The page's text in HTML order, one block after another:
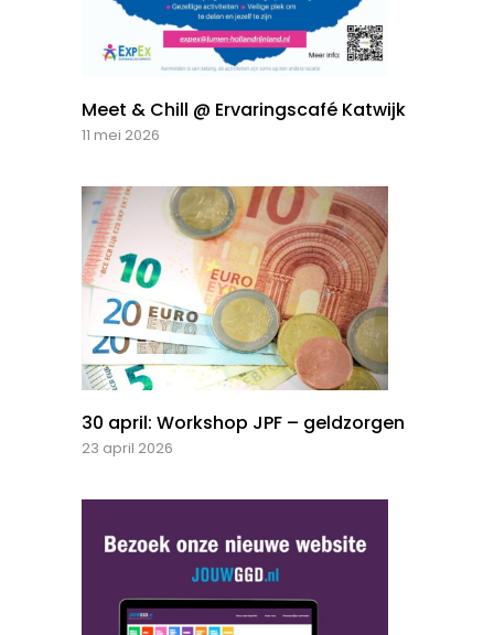
Meet & Chill @ Ervaringscafé Katwijk
11 mei 2026
30 april: Workshop JPF – geldzorgen
23 april 2026